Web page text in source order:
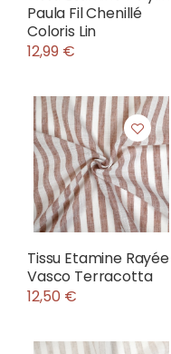
Paula Fil Chenillé
Coloris Lin
12,99 €
Tissu Etamine Rayée
Vasco Terracotta
12,50 €